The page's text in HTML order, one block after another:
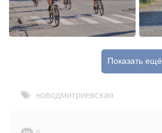
Показать ещё
новодмитриевская